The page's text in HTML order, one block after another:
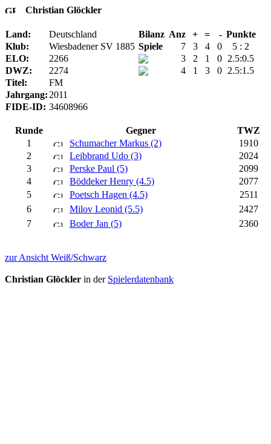
Christian Glöckler
Land: Deutschland Bilanz Anz + = - Punkte
Klub:
Wiesbadener SV 1885 Spiele 7 3 4 0
5 : 2
ELO:
2266 3 2 1 0 2.5:0.5
DWZ:
2274 4 1 3 0 2.5:1.5
Titel:
FM
Jahrgang: 2011
FIDE-ID: 34608966
Runde Gegner
TWZ
1
Schumacher Markus (2)
1910
2
Leibbrand Udo (3)
2024
3
Perske Paul (5)
2099
4
Böddeker Henry (4.5)
2077
5
Poetsch Hagen (4.5)
2511
6
Milov Leonid (5.5)
2427
7
Boder Jan (5) 2360
zur Ansicht Weiß/Schwarz
Christian Glöckler in der Spielerdatenbank